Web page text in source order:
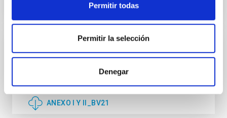
Permitir todas
Permitir la selección
Denegar
ANEXO I Y ANEXO II_BV-2021
DOCUMENTO
ANEXO I Y II_BV21